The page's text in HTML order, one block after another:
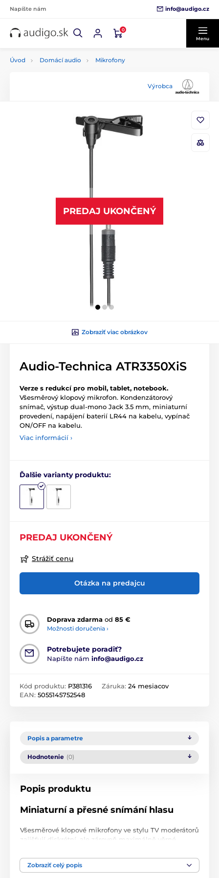
Napíšte nám info@audigo.cz
0
Menu
Úvod Domácí audio Mikrofony
Výrobca
PREDAJ UKONČENÝ
Zobraziť viac obrázkov
Audio-Technica ATR3350XiS
Verze s redukcí pro mobil, tablet, notebook.
Všesměrový klopový mikrofon. Kondenzátorový
snímač, výstup dual-mono Jack 3.5 mm, miniaturní
provedení, napájení baterií LR44 na kabelu, vypínač
ON/OFF na kabelu.
Viac informácií ›
Ďalšie varianty produktu:
PREDAJ UKONČENÝ
Strážiť cenu
Otázka na predajcu
Doprava zdarma od 85 €
Možnosti doručenia ›
Potrebujete poradiť?
Napíšte nám info@audigo.cz
Kód produktu: P381316
EAN: 5055145752548
Záruka: 24 mesiacov
Popis a parametre
Hodnotenie (0)
Popis produktu
Miniaturní a přesné snímání hlasu
Všesměrové klopové mikrofony ve stylu TV moderátorů
zajišťují diskrétní, ale zároveň maximálně věrné
vybaven také sponou na klopu a přívodním kabelem s
konektorem dual-mono Jack 3.5 mm pro připojení ke
Zobraziť celý popis